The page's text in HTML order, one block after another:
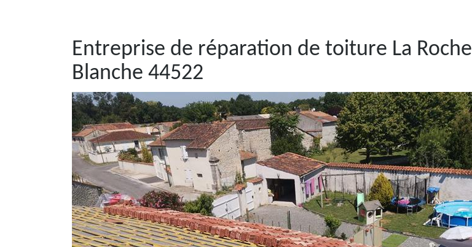
Entreprise de réparation de toiture La Roche
Blanche 44522